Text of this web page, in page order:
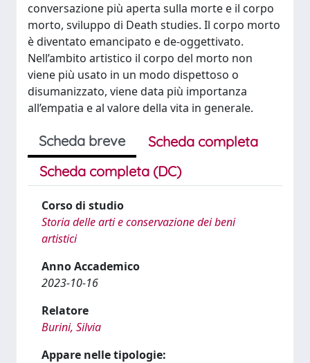
conversazione più aperta sulla morte e il corpo
morto, sviluppo di Death studies. Il corpo morto
è diventato emancipato e de-oggettivato.
Nell’ambito artistico il corpo del morto non
viene più usato in un modo dispettoso o
disumanizzato, viene data più importanza
all’empatia e al valore della vita in generale.
Scheda breve
Scheda completa
Scheda completa (DC)
Corso di studio
Storia delle arti e conservazione dei beni
artistici
Anno Accademico
2023-10-16
Relatore
Burini, Silvia
Appare nelle tipologie: